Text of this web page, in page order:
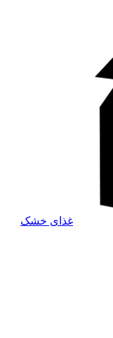
غذای خشک